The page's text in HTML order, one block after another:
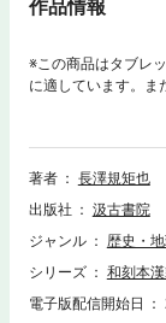
作品情報
※この商品はタブレ
に適しています。ま
ト、検索、辞書の
集は、唐－清代に
ころ、哲学思想では
始めとし、陸象山の
遺山、袁中郎など、
まで、中でも宋の韓
著者
長澤規矩也
出版社
汲古書院
ジャンル
歴史・
シリーズ
和刻本
電子版配信開始日